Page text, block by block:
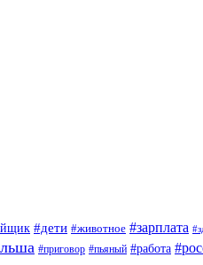
#дети #животное #зарплата
#приговор #пьяный #работа